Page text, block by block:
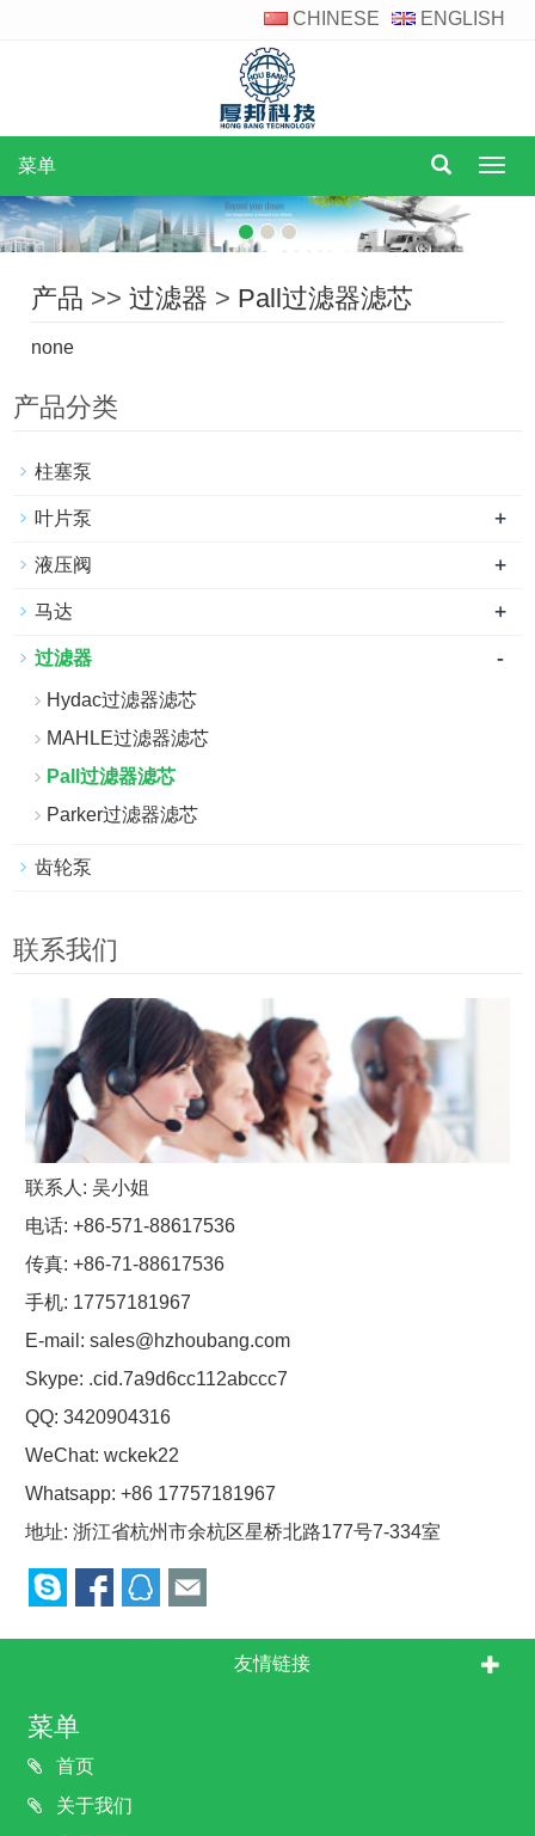
CHINESE ENGLISH
菜
单
菜单
产品 >>过滤器 > Pall过滤器滤芯
none
产品分类
柱塞泵
叶片泵 +
液压阀 +
马达 +
过滤器 -
Hydac过滤器滤芯
MAHLE过滤器滤芯
Pall过滤器滤芯
Parker过滤器滤芯
齿轮泵
联系我们
联系人: 吴小姐
电话: +86-571-88617536
传真: +86-71-88617536
手机: 17757181967
E-mail:sales@hzhoubang.com
Skype: .cid.7a9d6cc112abccc7
QQ:3420904316
WeChat: wckek22
Whatsapp: +86 17757181967
地址: 浙江省杭州市余杭区星桥北路177号7-334室
友情链接
菜单
首页
关于我们